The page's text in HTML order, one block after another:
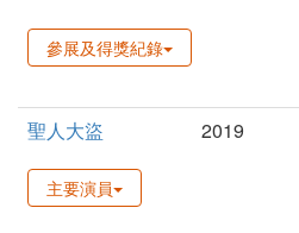
參展及得獎紀錄
聖人大盜 2019
主要演員